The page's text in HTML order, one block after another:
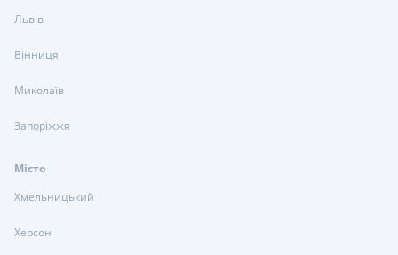
Львів
Вінниця
Миколаїв
Запоріжжя
Місто
Хмельницький
Херсон